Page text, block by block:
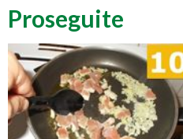
Proseguite